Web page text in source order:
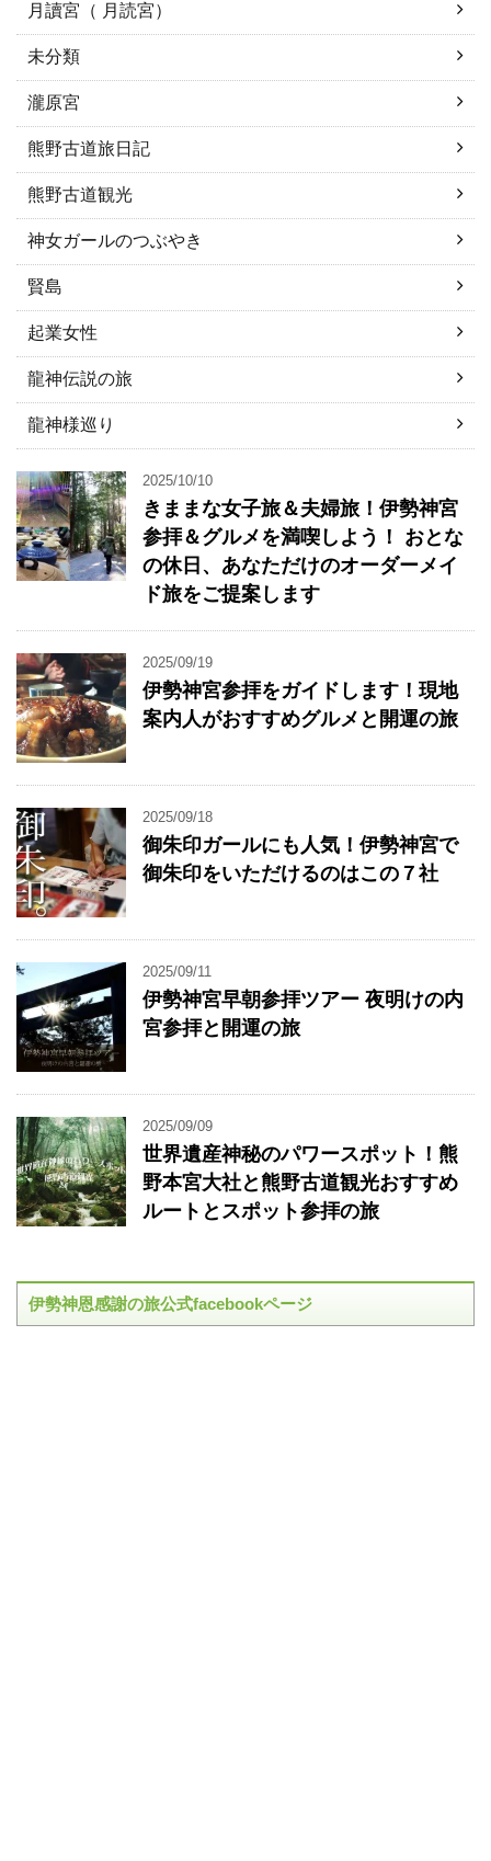
月讀宮（ 月読宮）
未分類
瀧原宮
熊野古道旅日記
熊野古道観光
神女ガールのつぶやき
賢島
起業女性
龍神伝説の旅
龍神様巡り
2025/10/10
きままな女子旅＆夫婦旅！伊勢神宮
参拝＆グルメを満喫しよう！ おとな
の休日、あなただけのオーダーメイ
ド旅をご提案します
2025/09/19
伊勢神宮参拝をガイドします！現地
案内人がおすすめグルメと開運の旅
2025/09/18
御朱印ガールにも人気！伊勢神宮で
御朱印をいただけるのはこの７社
2025/09/11
伊勢神宮早朝参拝ツアー 夜明けの内
宮参拝と開運の旅
2025/09/09
世界遺産神秘のパワースポット！熊
野本宮大社と熊野古道観光おすすめ
ルートとスポット参拝の旅
伊勢神恩感謝の旅公式facebookページ